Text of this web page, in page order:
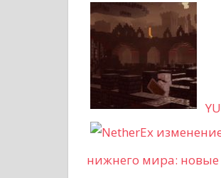
нижнего мира: